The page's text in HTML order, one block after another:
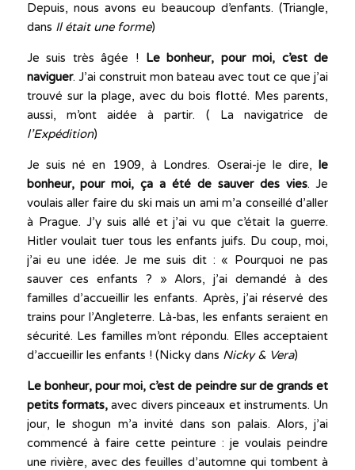
Depuis, nous avons eu beaucoup d’enfants. (Triangle,
dans Il était une forme)
Je suis très âgée ! Le bonheur, pour moi, c’est de
naviguer. J’ai construit mon bateau avec tout ce que j’ai
trouvé sur la plage, avec du bois flotté. Mes parents,
aussi, m’ont aidée à partir. ( La navigatrice de
l’Expédition)
Je suis né en 1909, à Londres. Oserai-je le dire,le
bonheur, pour moi, ça a été de sauver des vies. Je
voulais aller faire du ski mais un ami m’a conseillé d’aller
à Prague. J’y suis allé et j’ai vu que c’était la guerre.
Hitler voulait tuer tous les enfants juifs. Du coup, moi,
j’ai eu une idée. Je me suis dit : « Pourquoi ne pas
sauver ces enfants ? » Alors, j’ai demandé à des
familles d’accueillir les enfants. Après, j’ai réservé des
trains pour l’Angleterre. Là-bas, les enfants seraient en
sécurité. Les familles m’ont répondu. Elles acceptaient
d’accueillir les enfants ! (Nicky dans Nicky & Vera)
Le bonheur, pour moi, c’est de peindre sur de grands et
petits formats,avec divers pinceaux et instruments. Un
jour, le shogun m’a invité dans son palais. Alors, j’ai
commencé à faire cette peinture : je voulais peindre
une rivière, avec des feuilles d’automne qui tombent à